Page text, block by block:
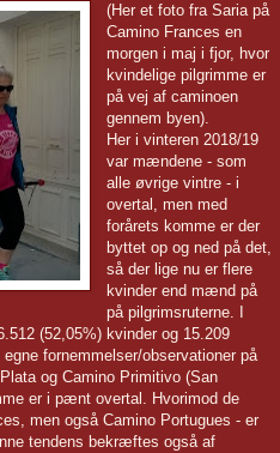
(Her et foto fra Saria på
Camino Frances en
morgen i maj i fjor, hvor
kvindelige pilgrimme er
på vej af caminoen
gennem byen).
Her i vinteren 2018/19
var mændene - som
alle øvrige vintre - i
overtal, men med
forårets komme er der
byttet op og ned på det,
så der lige nu er flere
kvinder end mænd på
på pilgrimsruterne. I
(52,05%) kvinder og 15.209
fornemmelser/observationer på
og Camino Primitivo (San
er i pænt overtal. Hvorimod de
men også Camino Portugues - er
tendens bekræftes også af